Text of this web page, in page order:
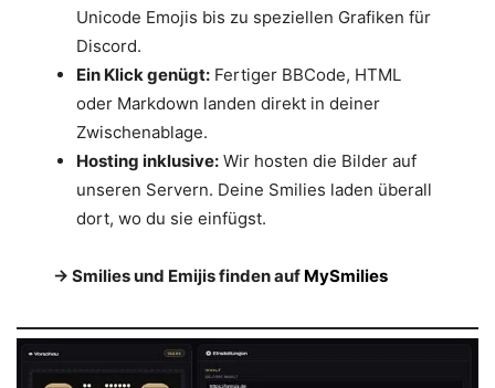
Unicode Emojis bis zu speziellen Grafiken für
Discord.
Ein Klick genügt: Fertiger BBCode, HTML
oder Markdown landen direkt in deiner
Zwischenablage.
Hosting inklusive: Wir hosten die Bilder auf
unseren Servern. Deine Smilies laden überall
dort, wo du sie einfügst.
→ Smilies und Emijis finden auf MySmilies